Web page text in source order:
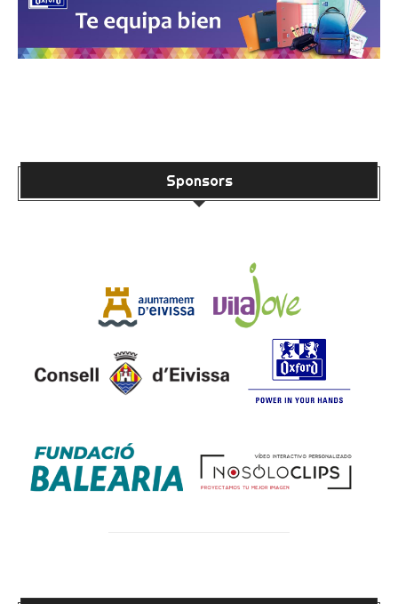
Sponsors